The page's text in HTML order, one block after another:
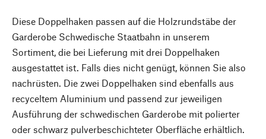
Diese Doppelhaken passen auf die Holzrundstäbe der
Garderobe Schwedische Staatbahn in unserem
Sortiment, die bei Lieferung mit drei Doppelhaken
ausgestattet ist. Falls dies nicht genügt, können Sie also
nachrüsten. Die zwei Doppelhaken sind ebenfalls aus
recyceltem Aluminium und passend zur jeweiligen
Ausführung der schwedischen Garderobe mit polierter
oder schwarz pulverbeschichteter Oberfläche erhältlich.